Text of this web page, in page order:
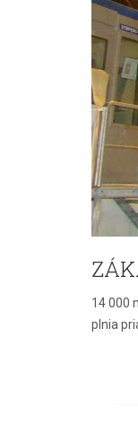
14 000
plnia